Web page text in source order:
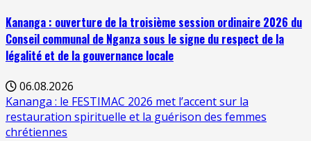
Kananga : ouverture de la troisième session ordinaire 2026 du
Conseil communal de Nganza sous le signe du respect de la
légalité et de la gouvernance locale
06.08.2026
Kananga : le FESTIMAC 2026 met l’accent sur la
restauration spirituelle et la guérison des femmes
chrétiennes